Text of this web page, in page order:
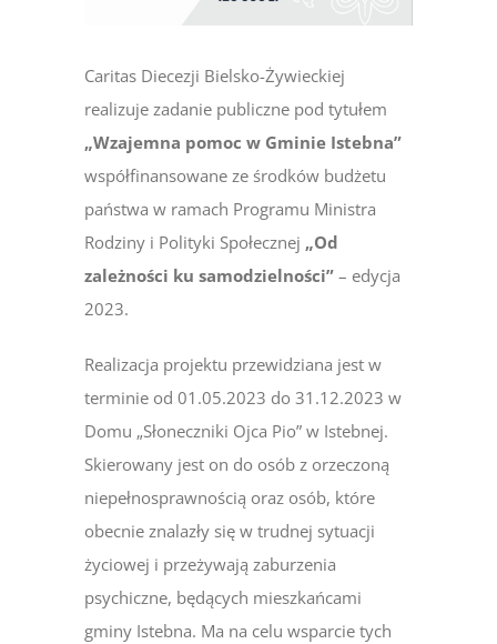
Caritas Diecezji Bielsko-Żywieckiej
realizuje zadanie publiczne pod tytułem
„Wzajemna pomoc w Gminie Istebna”
współfinansowane ze środków budżetu
państwa w ramach Programu Ministra
Rodziny i Polityki Społecznej „Od
zależności ku samodzielności”– edycja
2023.
Realizacja projektu przewidziana jest w
terminie od 01.05.2023 do 31.12.2023 w
Domu „Słoneczniki Ojca Pio” w Istebnej.
Skierowany jest on do osób z orzeczoną
niepełnosprawnością oraz osób, które
obecnie znalazły się w trudnej sytuacji
życiowej i przeżywają zaburzenia
psychiczne, będących mieszkańcami
gminy Istebna. Ma na celu wsparcie tych